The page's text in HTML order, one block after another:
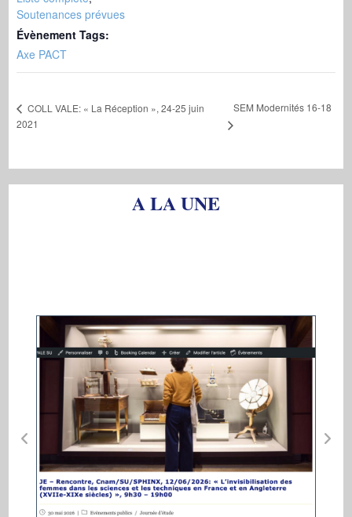
Soutenances prévues
Évènement Tags:
Axe PACT
COLL VALE: « La Réception », 24-25 juin
2021
SEM Modernités 16-18
A LA UNE